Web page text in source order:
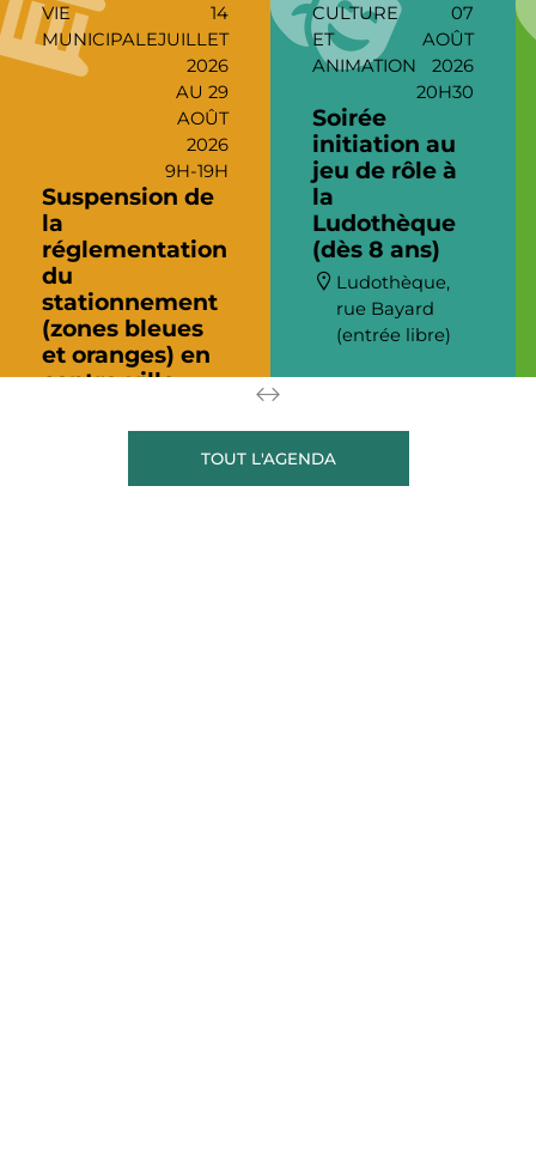
VIE
MUNICIPALE
14
JUILLET
2026
AU 29
AOÛT
2026
9H-19H
Suspension de
la
réglementation
du
stationnement
(zones bleues
et oranges) en
centre-ville
CULTURE
ET
ANIMATION
07
AOÛT
2026
20H30
Soirée
initiation au
jeu de rôle à
la
Ludothèque
(dès 8 ans)
Ludothèque,
rue Bayard
(entrée libre)
TOUT L'AGENDA